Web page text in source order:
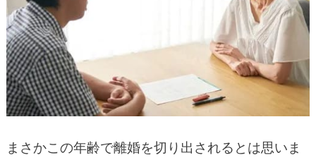
まさかこの年齢で離婚を切り出されるとは思いま